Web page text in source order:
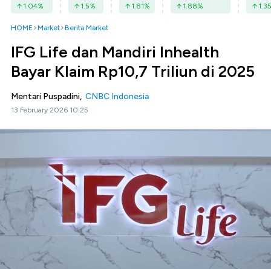
1.04% 1.5% 1.81% 1.88% 1.35
HOME Market Berita Market
IFG Life dan Mandiri Inhealth
Bayar Klaim Rp10,7 Triliun di 2025
Mentari Puspadini, CNBC Indonesia
13 February 2026 10:25